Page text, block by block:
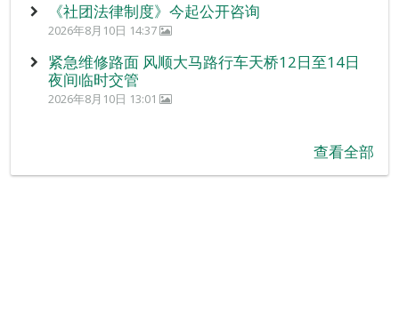
《社团法律制度》今起公开咨询
2026年8月10日 14:37
紧急维修路面 风顺大马路行车天桥12日至14日
夜间临时交管
2026年8月10日 13:01
查看全部